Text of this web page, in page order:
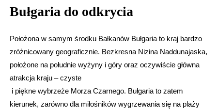
Bułgaria do odkrycia
Położona w samym środku Bałkanów Bułgaria to kraj bardzo
zróżnicowany geograficznie. Bezkresna Nizina Naddunajaska,
położone na południe wyżyny i góry oraz oczywiście główna
atrakcja kraju – czyste
i piękne wybrzeże Morza Czarnego. Bułgaria to zatem
kierunek, zarówno dla miłośników wygrzewania się na plaży